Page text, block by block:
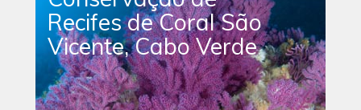
Recifes de Coral São
Vicente, Cabo Verde